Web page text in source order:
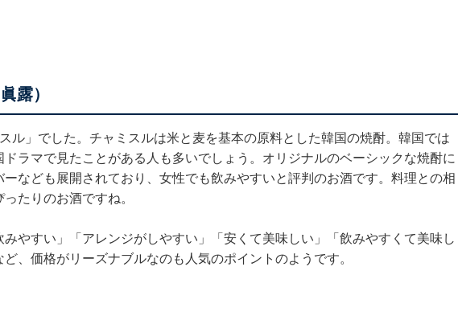
露）
ル」でした。チャミスルは米と麦を基本の原料とした韓国の焼酎。韓国では
ラマで見たことがある人も多いでしょう。オリジナルのベーシックな焼酎に
なども展開されており、女性でも飲みやすいと評判のお酒です。料理との相
たりのお酒ですね。
みやすい」「アレンジがしやすい」「安くて美味しい」「飲みやすくて美味し
、価格がリーズナブルなのも人気のポイントのようです。